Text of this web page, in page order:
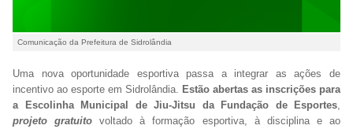
Comunicação da Prefeitura de Sidrolândia
Uma nova oportunidade esportiva passa a integrar as ações de
incentivo ao esporte em Sidrolândia.
Estão abertas as inscrições para
a Escolinha Municipal de Jiu-Jitsu da Fundação de Esportes
projeto gratuitovoltado à formação esportiva, à disciplina e ao